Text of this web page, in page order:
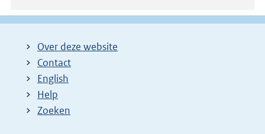
Over deze website
Contact
English
Help
Zoeken